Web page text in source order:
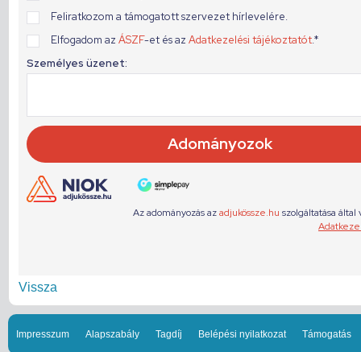
Vissza
Impresszum Alapszabály Tagdíj Belépési nyilatkozat Támogatás